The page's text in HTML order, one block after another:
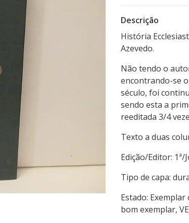
Descrição
História
Azevedo.
Não tendo o
encontrando-se
século, foi
sendo esta a
reeditada 3/4
Texto a duas
Edição/
Tipo de
Estado:
bom exemplar,